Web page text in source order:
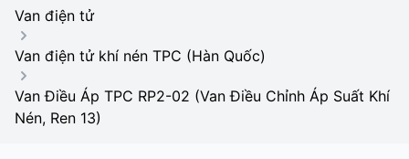
Van điện tử
Van điện tử khí nén TPC (Hàn Quốc)
Van Điều Áp TPC RP2-02 (Van Điều Chỉnh Áp Suất Khí
Nén, Ren 13)